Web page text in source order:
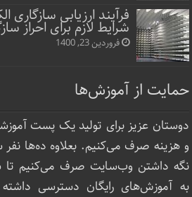
فرآیند ارزیابی سازگاری
شرایط لازم برای احراز
فروردین 23, 1400
حمایت از آموزش‌ها
دوستان عزیز برای تولید یک پست
و هزینه صرف می‌کنیم. بعلاوه ده‌ها نفر
نگه داشتن وب‌سایت صرف ‌می‌کنیم تا
به آموزش‌های رایگان دسترسی